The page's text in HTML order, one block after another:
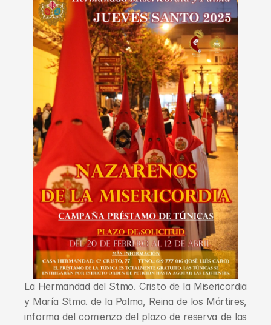
La Hermandad del Stmo. Cristo de la Misericordia
y María Stma. de la Palma, Reina de los Mártires,
informa del comienzo del plazo de reserva de las